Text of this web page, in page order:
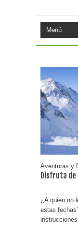
El
Fuze
Oreo
Aventuras y
Disfruta de
¿A quien no
estas